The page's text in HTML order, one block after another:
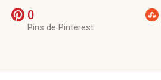
0
Pins de Pinterest